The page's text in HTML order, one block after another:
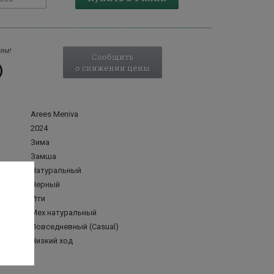
Сообщить
о снижении цены
Arees Meniva
2024
Зима
Замша
Натуральный
Черный
Угги
Мех натуральный
Повседневный (Casual)
Низкий ход